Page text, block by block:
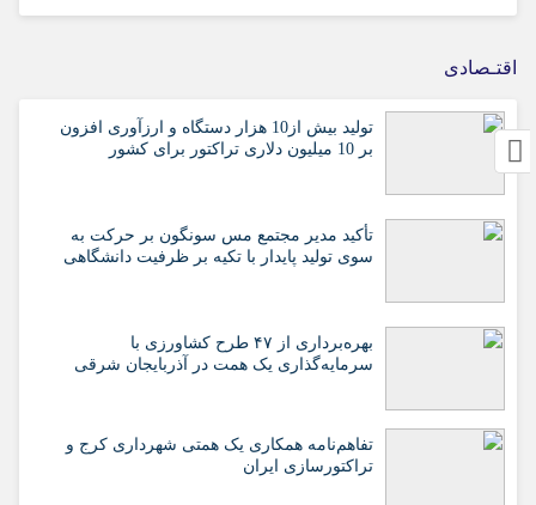
اقتـصادی
تولید بیش از10 هزار دستگاه و ارزآوری افزون
بر 10 میلیون دلاری تراکتور برای کشور
تأکید مدیر مجتمع مس سونگون بر حرکت به
سوی تولید پایدار با تکیه بر ظرفیت دانشگاهی
بهره‌برداری از ۴۷ طرح کشاورزی با
سرمایه‌گذاری یک همت در آذربایجان شرقی
تفاهم‌نامه همکاری یک همتی شهرداری کرج و
تراکتورسازی ایران